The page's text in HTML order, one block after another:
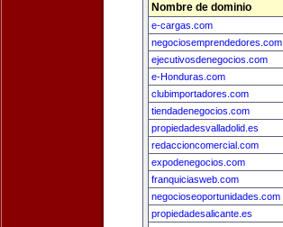
Nombre de dominio
e-cargas.com
negociosemprendedores.com
ejecutivosdenegocios.com
e-Honduras.com
clubimportadores.com
tiendadenegocios.com
propiedadesvalladolid.es
redaccioncomercial.com
expodenegocios.com
franquiciasweb.com
negocioseoportunidades.com
propiedadesalicante.es